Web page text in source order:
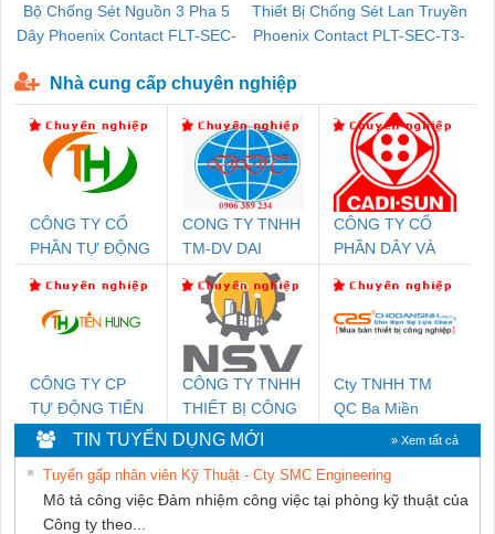
Bộ Chống Sét Nguồn 3 Pha 5
Dây Phoenix Contact FLT-SEC-
Thiết Bị Chống Sét Lan Truyền
Phoenix Contact PLT-SEC-T3-
Nhà cung cấp chuyên nghiệp
CÔNG TY CỔ
PHẦN TỰ ĐỘNG
CONG TY TNHH
TM-DV DAI
DONG THANH
CÔNG TY CỔ
PHẦN DÂY VÀ
THƯỢNG ĐÌNH
CÔNG TY CP
TỰ ĐỘNG TIẾN
HƯNG
CÔNG TY TNHH
THIẾT BỊ CÔNG
NGHIỆP NIHON
SETSUBI VIỆT
NAM
Cty TNHH TM
QC Ba Miền
TIN TUYỂN DỤNG MỚI » Xem tất cả
Tuyển gấp nhân viên Kỹ Thuật - Cty SMC Engineering
Mô tả công việc Đảm nhiệm công việc tại phòng kỹ thuật của
Công ty theo...